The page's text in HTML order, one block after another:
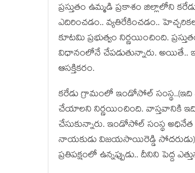
ప్ర‌స్తుతం ఉమ్మ‌డి ప్ర‌కాశం జిల్లాలోని
ఎదిరించ‌డం.. వ్య‌తిరేకించ‌డం..
కూట‌మి ప్ర‌భుత్వం నిర్ణ‌యించింది.
విధానంలోనే చేప‌డుతున్నారు. అయితే..
ఆస‌క్తిక‌రం.
క‌రేడు గ్రామంలో ఇండోసోల్ సంస్థ‌..(ఇది
చేయాల‌ని నిర్ణ‌యించింది. వాస్త‌వానికి
చేసుకున్నారు. ఇండోసోల్ సంస్థ
నాయ‌కుడు విజ‌య‌సాయిరెడ్డి సోద‌రుడు).
ప్ర‌తిప‌క్షంలో ఉన్న‌ప్పుడు.. దీనిని పెద్ద